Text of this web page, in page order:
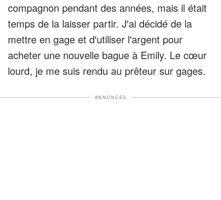
compagnon pendant des années, mais il était
temps de la laisser partir. J'ai décidé de la
mettre en gage et d'utiliser l'argent pour
acheter une nouvelle bague à Emily. Le cœur
lourd, je me suis rendu au prêteur sur gages.
ANNONCES